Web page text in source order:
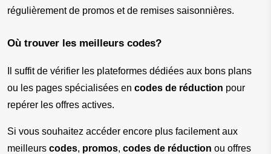
régulièrement de promos et de remises saisonnières.
Où trouver les meilleurs codes?
Il suffit de vérifier les plateformes dédiées aux bons plans
ou les pages spécialisées en codes de réduction pour
repérer les offres actives.
Si vous souhaitez accéder encore plus facilement aux
meilleurs codes, promos, codes de réduction ou offres